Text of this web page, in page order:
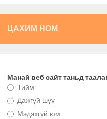
ЦАХИМ НОМ
Манай веб сайт таньд
Тийм
Дажгүй шүү
Мэдэхгүй юм